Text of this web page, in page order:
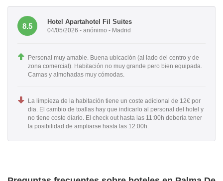
8.5
Hotel Apartahotel Fil Suites
04/05/2026 - anónimo - Madrid
Personal muy amable. Buena ubicación (al lado del centro y de
zona comercial). Habitación no muy grande pero bien equipada.
Camas y almohadas muy cómodas.
La limpieza de la habitación tiene un coste adicional de 12€ por
dia. El cambio de toallas hay que indicarlo al personal del hotel y
no tiene coste diario. El check out hasta las 11:00h debería tener
la posibilidad de ampliarse hasta las 12:00h.